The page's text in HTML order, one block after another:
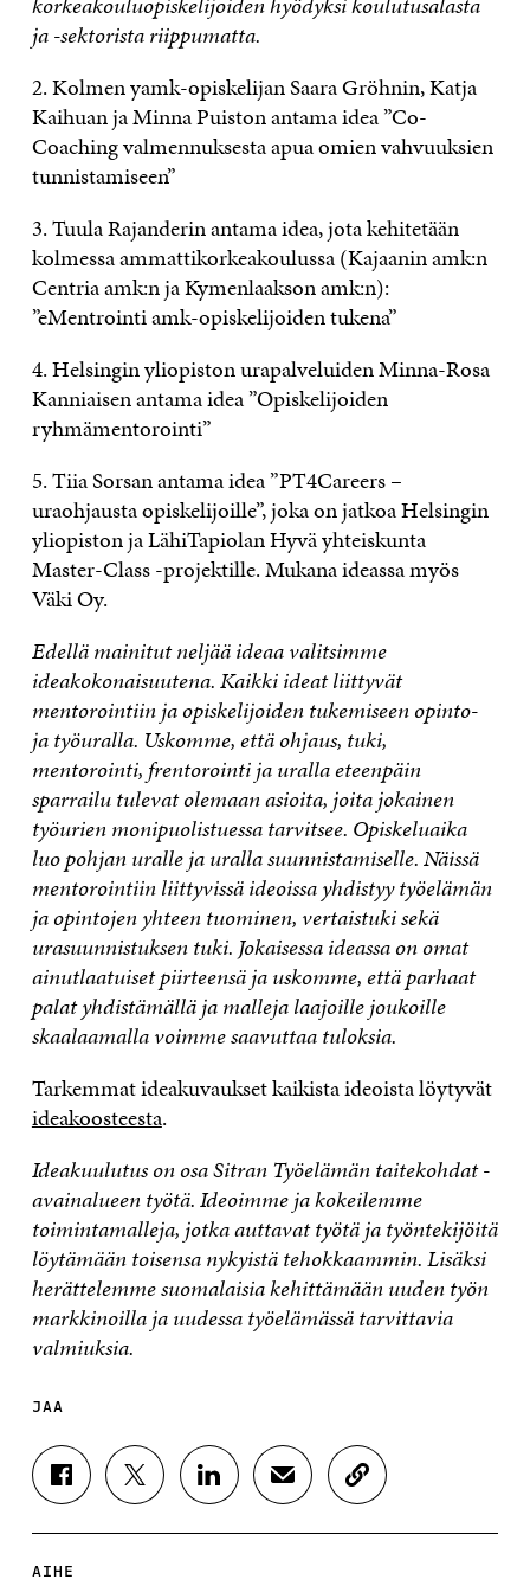
ja -sektorista riippumatta.
2. Kolmen yamk-opiskelijan Saara Gröhnin, Katja
Kaihuan ja Minna Puiston antama idea ”Co-
Coaching valmennuksesta apua omien vahvuuksien
tunnistamiseen”
3. Tuula Rajanderin antama idea, jota kehitetään
kolmessa ammattikorkeakoulussa (Kajaanin amk:n
Centria amk:n ja Kymenlaakson amk:n):
”eMentrointi amk-opiskelijoiden tukena”
4. Helsingin yliopiston urapalveluiden Minna-Rosa
Kanniaisen antama idea ”Opiskelijoiden
ryhmämentorointi”
5. Tiia Sorsan antama idea ”PT4Careers –
uraohjausta opiskelijoille”, joka on jatkoa Helsingin
yliopiston ja LähiTapiolan Hyvä yhteiskunta
Master-Class -projektille. Mukana ideassa myös
Väki Oy.
Edellä mainitut neljää ideaa valitsimme
ideakokonaisuutena. Kaikki ideat liittyvät
mentorointiin ja opiskelijoiden tukemiseen opinto-
ja työuralla. Uskomme, että ohjaus, tuki,
mentorointi, frentorointi ja uralla eteenpäin
sparrailu tulevat olemaan asioita, joita jokainen
työurien monipuolistuessa tarvitsee. Opiskeluaika
luo pohjan uralle ja uralla suunnistamiselle. Näissä
mentorointiin liittyvissä ideoissa yhdistyy työelämän
ja opintojen yhteen tuominen, vertaistuki sekä
urasuunnistuksen tuki. Jokaisessa ideassa on omat
ainutlaatuiset piirteensä ja uskomme, että parhaat
palat yhdistämällä ja malleja laajoille joukoille
skaalaamalla voimme saavuttaa tuloksia.
Tarkemmat ideakuvaukset kaikista ideoista löytyvät
ideakoosteesta.
Ideakuulutus on osa Sitran Työelämän taitekohdat -
avainalueen työtä. Ideoimme ja kokeilemme
toimintamalleja, jotka auttavat työtä ja työntekijöitä
löytämään toisensa nykyistä tehokkaammin. Lisäksi
herättelemme suomalaisia kehittämään uuden työn
markkinoilla ja uudessa työelämässä tarvittavia
valmiuksia.
JAA
J
A
A
J
A
J
A
J
A
K
O
AIHE